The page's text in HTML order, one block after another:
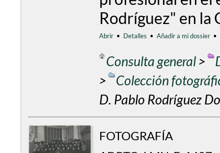
Rodríguez" en la
Abrir • Detalles • Añadir a mi dossier •
Consulta general>
>
Colección
D. Pablo Rodríguez
FOTOGRAFÍA